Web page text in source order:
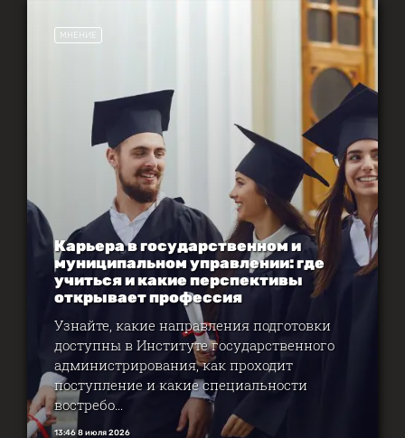
МНЕНИЕ
Карьера в государственном и
муниципальном управлении: где
учиться и какие перспективы
открывает профессия
Узнайте, какие направления подготовки
доступны в Институте государственного
администрирования, как проходит
поступление и какие специальности
востребо...
13:46 8 июля 2026